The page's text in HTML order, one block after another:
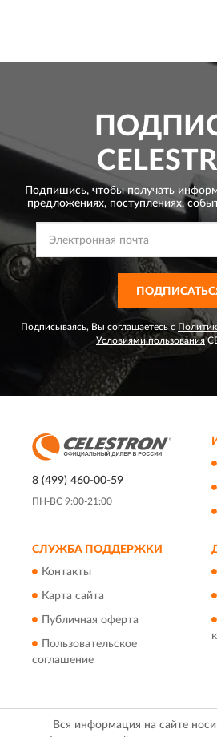
Подпишись, чтобы получать
предложениях, поступлениях,
Подписываясь, Вы соглашаетесь с
Условиями пользования
8 (499) 460-00-59
ПН-ВС 9:00-21:00
СЛУЖБА ПОДДЕРЖКИ
Контакты
Карта сайта
Публичная оферта
Пользовательское
соглашение
Вся информация на сайте